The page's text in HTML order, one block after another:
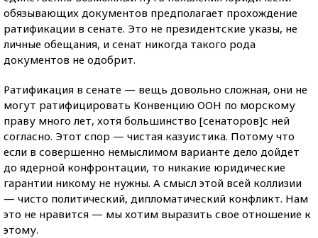
обязывающих документов предполагает прохождение
ратификации в сенате. Это не президентские указы, не
личные обещания, и сенат никогда такого рода
документов не одобрит.
Ратификация в сенате — вещь довольно сложная, они не
могут ратифицировать Конвенцию ООН по морскому
праву много лет, хотя большинство [сенаторов]с ней
согласно. Этот спор — чистая казуистика. Потому что
если в совершенно немыслимом варианте дело дойдет
до ядерной конфронтации, то никакие юридические
гарантии никому не нужны. А смысл этой всей коллизии
— чисто политический, дипломатический конфликт. Нам
это не нравится — мы хотим выразить свое отношение к
этому.